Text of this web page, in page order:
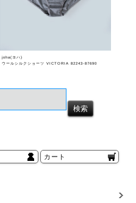
joha(ヨハ)
ウールシルクショーツ VICTORIA 82243-87690
カート